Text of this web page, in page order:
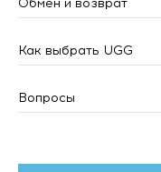
Как выбрать UGG
Вопросы